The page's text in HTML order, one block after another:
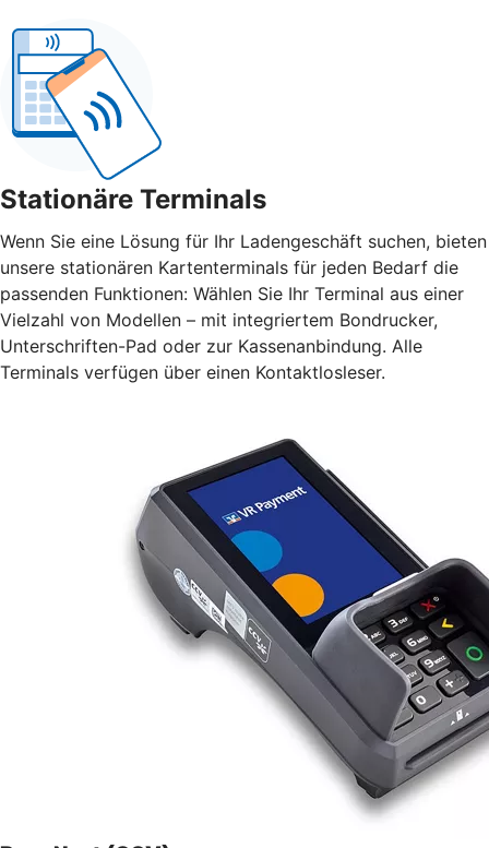
Stationäre Terminals
Wenn Sie eine Lösung für Ihr Ladengeschäft suchen, bieten
unsere stationären Kartenterminals für jeden Bedarf die
passenden Funktionen: Wählen Sie Ihr Terminal aus einer
Vielzahl von Modellen – mit integriertem Bondrucker,
Unterschriften-Pad oder zur Kassenanbindung. Alle
Terminals verfügen über einen Kontaktlosleser.